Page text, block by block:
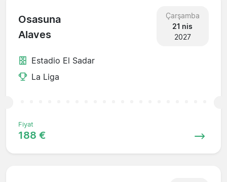
Osasuna
Alaves
Çarşamba
21 nis
2027
Estadio El Sadar
La Liga
Fiyat
188 €